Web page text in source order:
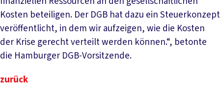
Kosten beteiligen. Der DGB hat dazu ein Steuerkonzept
veröffentlicht, in dem wir aufzeigen, wie die Kosten
der Krise gerecht verteilt werden können.“, betonte
die Hamburger DGB-Vorsitzende.
zurück